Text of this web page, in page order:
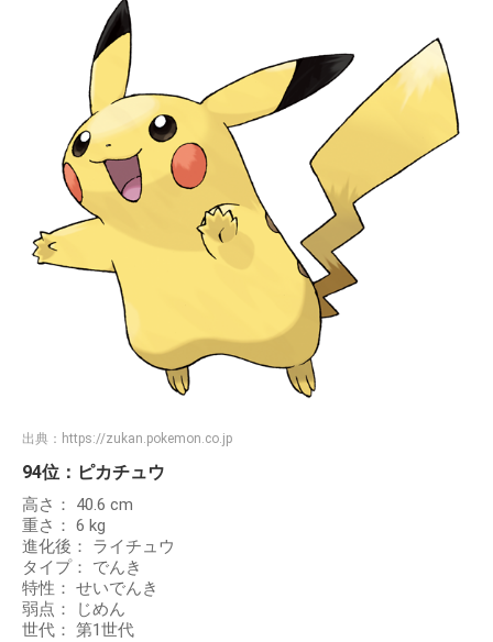
出典： https://zukan.pokemon.co.jp
94位：ピカチュウ
高さ： 40.6 cm
重さ： 6 kg
進化後： ライチュウ
タイプ： でんき
特性： せいでんき
弱点： じめん
世代： 第1世代